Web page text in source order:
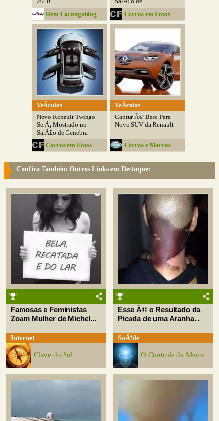
Rem Carangoblog
Carros em Fotos
VeÃ­culos
Novo Renault Twingo
SerÃ¡ Mostrado no
SalÃ£o de Genebra
Carros em Fotos
VeÃ­culos
Captur Ã© Base Para
Novo SUV da Renault
Carros e Marcas
Confira Também Outros Links em Destaque:
Famosas e Feministas
Zoam Mulher de Michel...
Internet
Clave do Sul
Esse Ã© o Resultado da
Picada de uma Aranha...
SaÃºde
O Controle da Mente